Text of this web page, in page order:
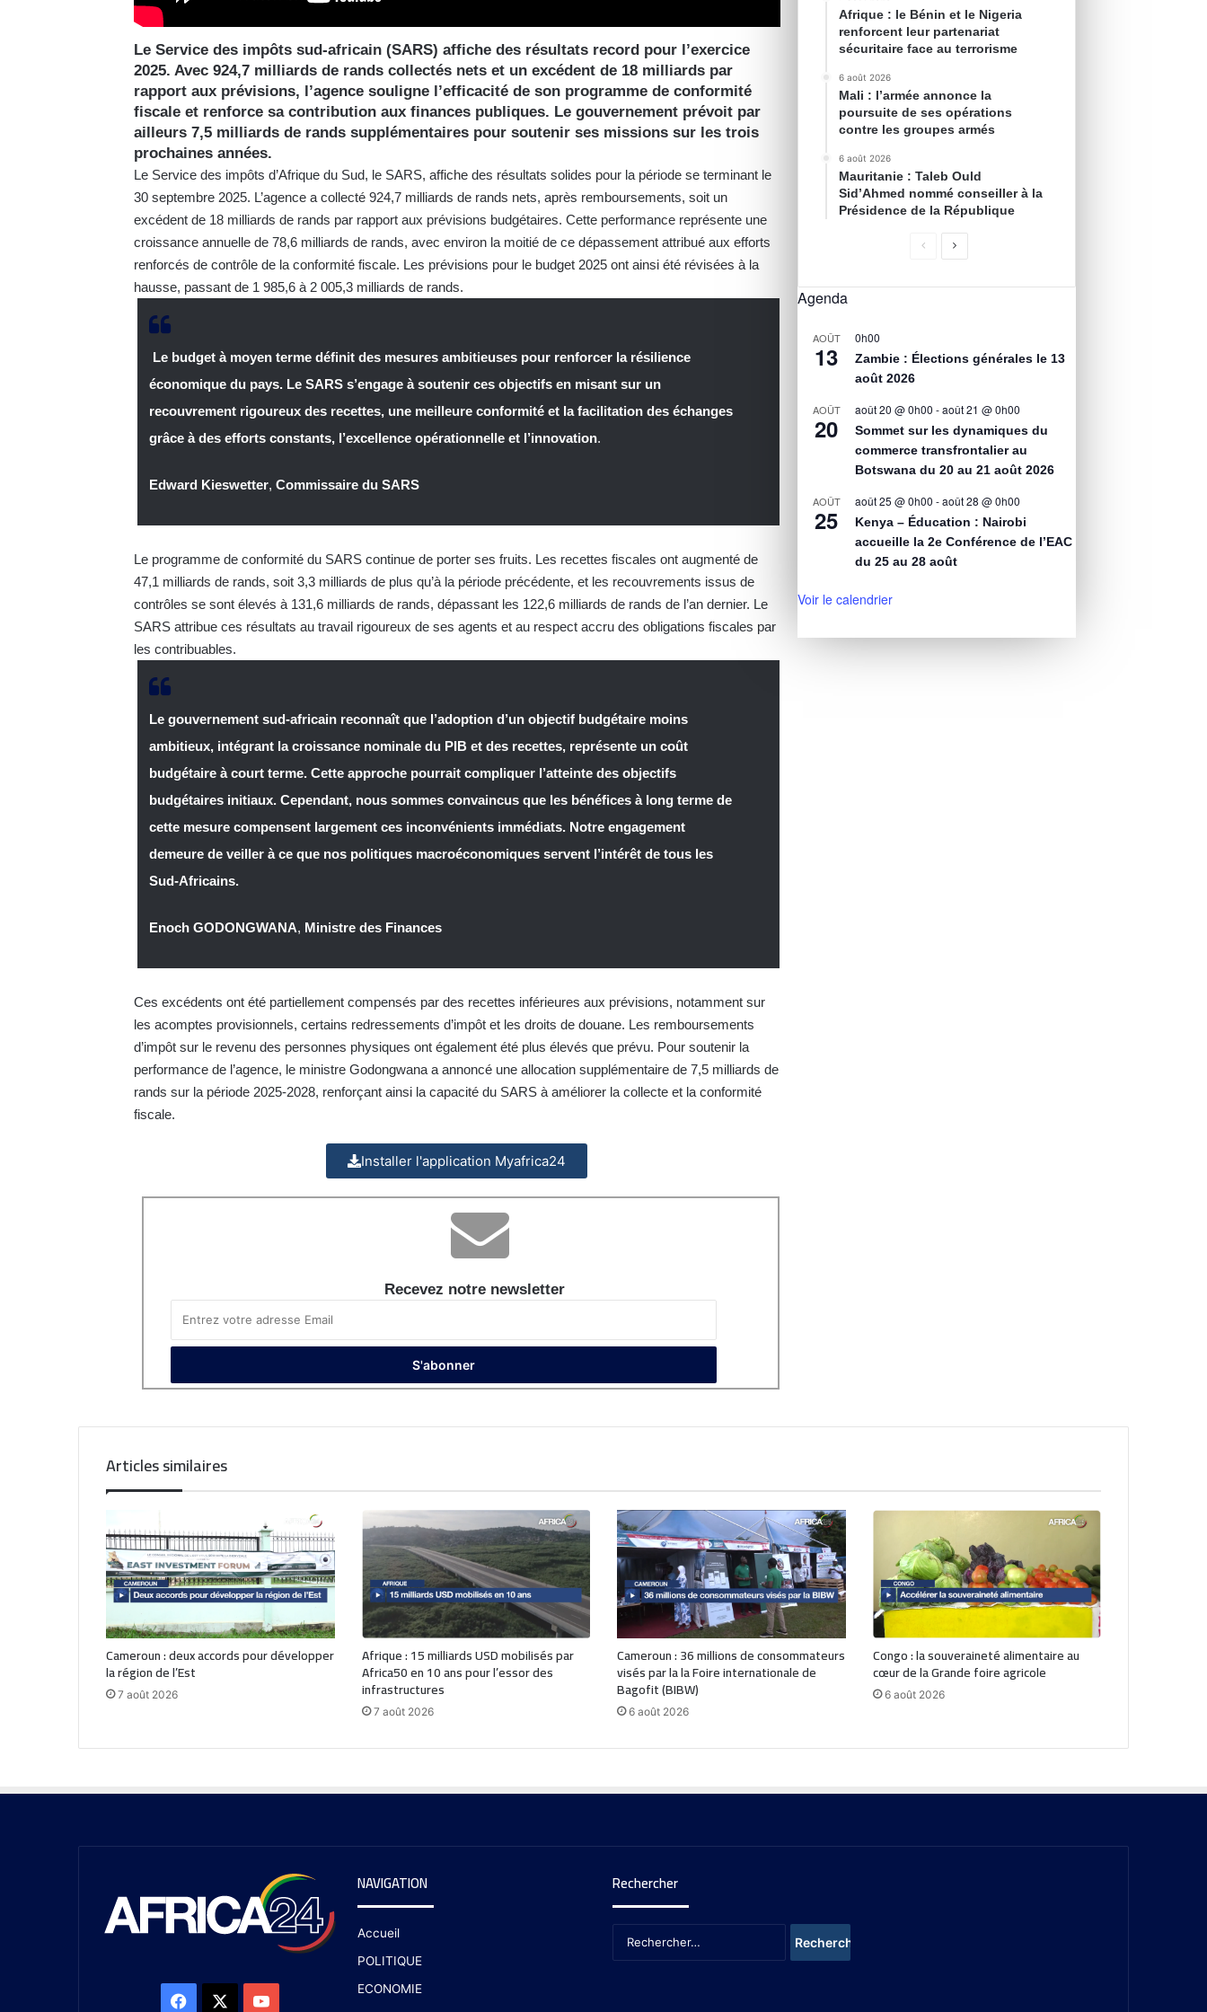
Le Service des impôts sud-africain (SARS) affiche des résultats record pour l’exercice
2025. Avec 924,7 milliards de rands collectés nets et un excédent de 18 milliards par
rapport aux prévisions, l’agence souligne l’efficacité de son programme de conformité
fiscale et renforce sa contribution aux finances publiques. Le gouvernement prévoit par
ailleurs 7,5 milliards de rands supplémentaires pour soutenir ses missions sur les trois
prochaines années.
Le Service des impôts d’Afrique du Sud, le SARS, affiche des résultats solides pour la période se terminant le
30 septembre 2025. L’agence a collecté 924,7 milliards de rands nets, après remboursements, soit un
excédent de 18 milliards de rands par rapport aux prévisions budgétaires. Cette performance représente une
croissance annuelle de 78,6 milliards de rands, avec environ la moitié de ce dépassement attribué aux efforts
renforcés de contrôle de la conformité fiscale. Les prévisions pour le budget 2025 ont ainsi été révisées à la
hausse, passant de 1 985,6 à 2 005,3 milliards de rands.
Le budget à moyen terme définit des mesures ambitieuses pour renforcer la résilience
économique du pays. Le SARS s’engage à soutenir ces objectifs en misant sur un
recouvrement rigoureux des recettes, une meilleure conformité et la facilitation des échanges
grâce à des efforts constants, l’excellence opérationnelle et l’innovation.
Edward Kieswetter,Commissaire du SARS
Le programme de conformité du SARS continue de porter ses fruits. Les recettes fiscales ont augmenté de
47,1 milliards de rands, soit 3,3 milliards de plus qu’à la période précédente, et les recouvrements issus de
contrôles se sont élevés à 131,6 milliards de rands, dépassant les 122,6 milliards de rands de l’an dernier. Le
SARS attribue ces résultats au travail rigoureux de ses agents et au respect accru des obligations fiscales par
les contribuables.
Le gouvernement sud-africain reconnaît que l’adoption d’un objectif budgétaire moins
ambitieux, intégrant la croissance nominale du PIB et des recettes, représente un coût
budgétaire à court terme. Cette approche pourrait compliquer l’atteinte des objectifs
budgétaires initiaux. Cependant, nous sommes convaincus que les bénéfices à long terme de
cette mesure compensent largement ces inconvénients immédiats. Notre engagement
demeure de veiller à ce que nos politiques macroéconomiques servent l’intérêt de tous les
Sud-Africains.
Enoch GODONGWANA, Ministre des Finances
Ces excédents ont été partiellement compensés par des recettes inférieures aux prévisions, notamment sur
les acomptes provisionnels, certains redressements d’impôt et les droits de douane. Les remboursements
d’impôt sur le revenu des personnes physiques ont également été plus élevés que prévu. Pour soutenir la
performance de l’agence, le ministre Godongwana a annoncé une allocation supplémentaire de 7,5 milliards de
rands sur la période 2025-2028, renforçant ainsi la capacité du SARS à améliorer la collecte et la conformité
fiscale.
Installer l'application Myafrica24
Recevez notre newsletter
Afrique : le Bénin et le Nigeria
renforcent leur partenariat
sécuritaire face au terrorisme
6 août 2026
Mali : l’armée annonce la
poursuite de ses opérations
contre les groupes armés
6 août 2026
Mauritanie : Taleb Ould
Sid’Ahmed nommé conseiller à la
Présidence de la République
Agenda
AOÛT
13
0h00
Zambie : Élections générales le 13
août 2026
AOÛT
20
août 20 @ 0h00 -août 21 @ 0h00
Sommet sur les dynamiques du
commerce transfrontalier au
Botswana du 20 au 21 août 2026
AOÛT
25
août 25 @ 0h00 -août 28 @ 0h00
Kenya – Éducation : Nairobi
accueille la 2e Conférence de l’EAC
du 25 au 28 août
Voir le calendrier
Articles similaires
Cameroun : deux accords pour développer
la région de l’Est
7 août 2026
Afrique : 15 milliards USD mobilisés par
Africa50 en 10 ans pour l’essor des
infrastructures
7 août 2026
Cameroun : 36 millions de consommateurs
visés par la la Foire internationale de
Bagofit (BIBW)
6 août 2026
Congo : la souveraineté alimentaire au
cœur de la Grande foire agricole
6 août 2026
NAVIGATION
Accueil
POLITIQUE
ECONOMIE
Rechercher